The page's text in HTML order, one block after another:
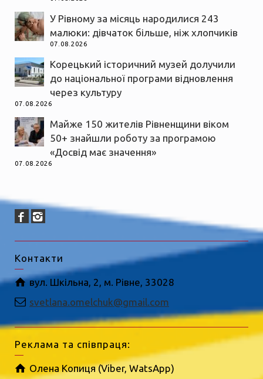
У Рівному за місяць народилися 243
малюки: дівчаток більше, ніж хлопчиків
07.08.2026
Корецький історичний музей долучили
до національної програми відновлення
через культуру
07.08.2026
Майже 150 жителів Рівненщини віком
50+ знайшли роботу за програмою
«Досвід має значення»
07.08.2026
Контакти
вул. Шкільна, 2, м. Рівне, 33028
svetlana.omelchuk@gmail.com
Реклама та співпраця:
Олена Копиця (Viber, WatsApp)